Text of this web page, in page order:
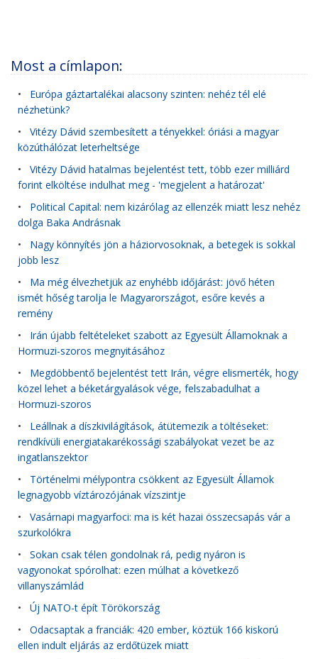
Most a címlapon:
• Európa gáztartalékai alacsony szinten: nehéz tél elé
nézhetünk?
• Vitézy Dávid szembesített a tényekkel: óriási a magyar
közúthálózat leterheltsége
• Vitézy Dávid hatalmas bejelentést tett, több ezer milliárd
forint elköltése indulhat meg - 'megjelent a határozat'
• Political Capital: nem kizárólag az ellenzék miatt lesz nehéz
dolga Baka Andrásnak
• Nagy könnyítés jön a háziorvosoknak, a betegek is sokkal
jobb lesz
• Ma még élvezhetjük az enyhébb időjárást: jövő héten
ismét hőség tarolja le Magyarországot, esőre kevés a
remény
• Irán újabb feltételeket szabott az Egyesült Államoknak a
Hormuzi-szoros megnyitásához
• Megdöbbentő bejelentést tett Irán, végre elismerték, hogy
közel lehet a béketárgyalások vége, felszabadulhat a
Hormuzi-szoros
• Leállnak a díszkivilágítások, átütemezik a töltéseket:
rendkívüli energiatakarékossági szabályokat vezet be az
ingatlanszektor
• Történelmi mélypontra csökkent az Egyesült Államok
legnagyobb víztározójának vízszintje
• Vasárnapi magyarfoci: ma is két hazai összecsapás vár a
szurkolókra
• Sokan csak télen gondolnak rá, pedig nyáron is
vagyonokat spórolhat: ezen múlhat a következő
villanyszámlád
• Új NATO-t épít Törökország
• Odacsaptak a franciák: 420 ember, köztük 166 kiskorú
ellen indult eljárás az erdőtüzek miatt